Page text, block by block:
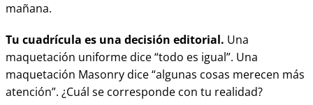
mañana.
Tu cuadrícula es una decisión editorial. Una
maquetación uniforme dice “todo es igual”. Una
maquetación Masonry dice “algunas cosas merecen más
atención”. ¿Cuál se corresponde con tu realidad?